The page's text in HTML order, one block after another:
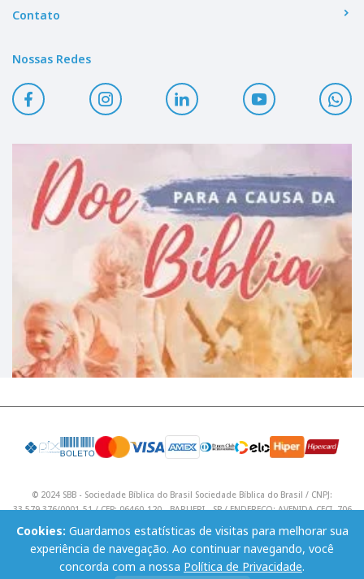
Contato
Nossas Redes
Cookies: Guardamos estatísticas de visitas para melhorar sua
experiência de navegação. Ao continuar navegando, você
concorda com a nossa Política de Privacidade.
© 2024 SBB - Sociedade Bíblica do Brasil Sociedade Bíblica do Brasil / CNPJ:
33.579.376/0001-51 / CEP: 06460-120 - BARUERI - SP / ENDEREÇO: AVENIDA CECI, 706
/ Telefone: (11) 4195 9590 / Email: lojavirtual@sbb.org.br .